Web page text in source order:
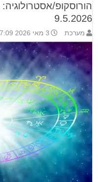
9.5.2026
מערכת 3 מאי 2026 7:09